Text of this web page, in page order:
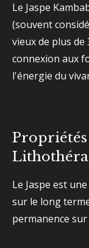
Le Jaspe
(souvent
vieux de plus
connexion aux
l'énergie du
Le Jaspe est
sur le long
permanence sur